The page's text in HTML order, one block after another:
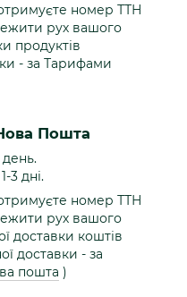
номер ТТН
рух вашого
продуктів
- за Тарифами
Пошта
3 дні.
номер ТТН
рух вашого
доставки коштів
доставки - за
пошта )